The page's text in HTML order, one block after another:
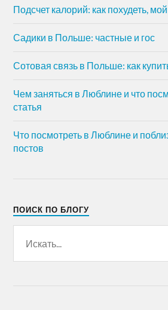
Подсчет калорий: как похудеть,
Садики в Польше: частные и гос
Сотовая связь в Польше: как
Чем заняться в Люблине и что
статья
Что посмотреть в Люблине и
постов
ПОИСК ПО БЛОГУ